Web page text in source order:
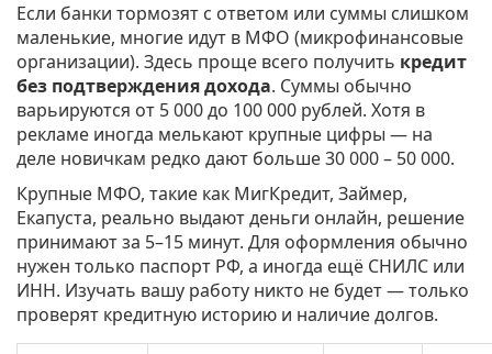
Если банки тормозят с ответом или суммы слишком
маленькие, многие идут в МФО (микрофинансовые
организации). Здесь проще всего получить кредит
без подтверждения дохода. Суммы обычно
варьируются от 5 000 до 100 000 рублей. Хотя в
рекламе иногда мелькают крупные цифры — на
деле новичкам редко дают больше 30 000 – 50 000.
Крупные МФО, такие как МигКредит, Займер,
Екапуста, реально выдают деньги онлайн, решение
принимают за 5–15 минут. Для оформления обычно
нужен только паспорт РФ, а иногда ещё СНИЛС или
ИНН. Изучать вашу работу никто не будет — только
проверят кредитную историю и наличие долгов.